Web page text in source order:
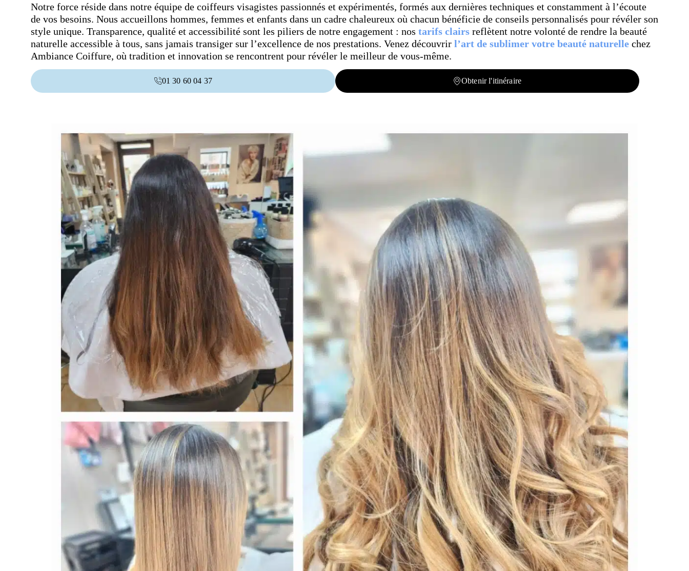
Notre force réside dans notre équipe de coiffeurs visagistes passionnés et expérimentés, formés aux dernières techniques et constamment à l’écoute
de vos besoins. Nous accueillons hommes, femmes et enfants dans un cadre chaleureux où chacun bénéficie de conseils personnalisés pour révéler son
style unique. Transparence, qualité et accessibilité sont les piliers de notre engagement : nos tarifs clairs reflètent notre volonté de rendre la beauté
naturelle accessible à tous, sans jamais transiger sur l’excellence de nos prestations. Venez découvrir l’art de sublimer votre beauté naturelle chez
Ambiance Coiffure, où tradition et innovation se rencontrent pour révéler le meilleur de vous-même.
01 30 60 04 37 Obtenir l'itinéraire